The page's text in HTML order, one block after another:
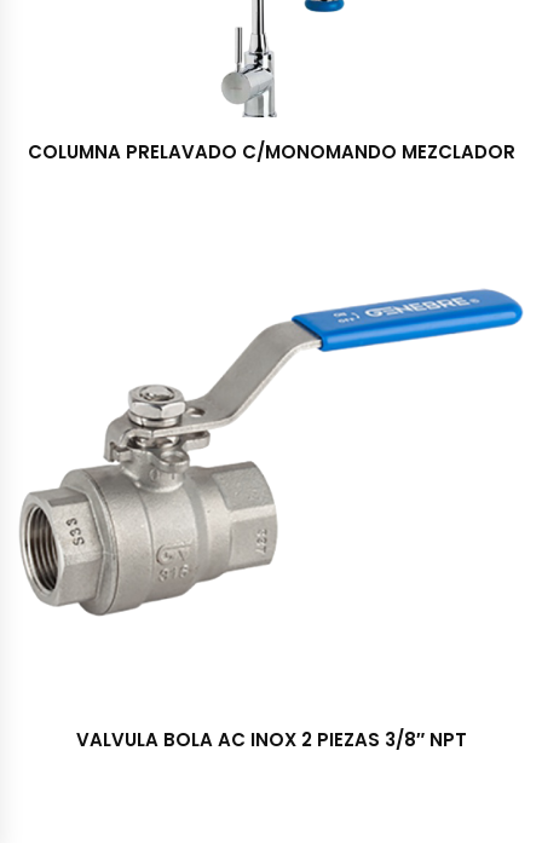
COLUMNA PRELAVADO C/MONOMANDO MEZCLADOR
VALVULA BOLA AC INOX 2 PIEZAS 3/8″ NPT